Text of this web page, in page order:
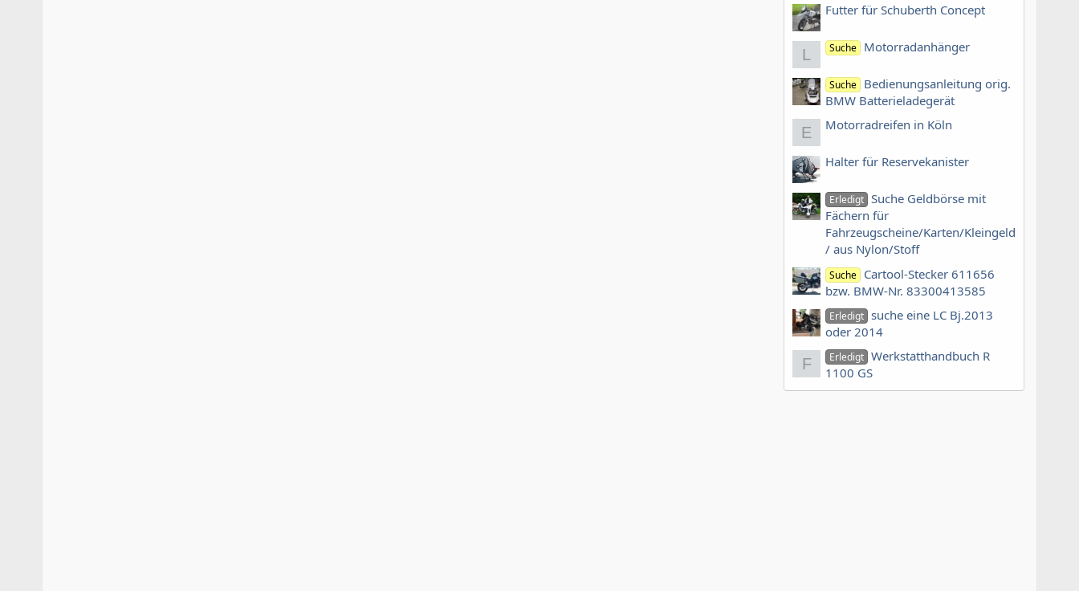
Futter für Schuberth Concept
L Suche Motorradanhänger
Suche Bedienungsanleitung orig.
BMW Batterieladegerät
E Motorradreifen in Köln
Halter für Reservekanister
Erledigt Suche Geldbörse mit
Fächern für
Fahrzeugscheine/Karten/Kleingeld
/ aus Nylon/Stoff
Suche Cartool-Stecker 611656
bzw. BMW-Nr. 83300413585
Erledigt suche eine LC Bj.2013
oder 2014
F Erledigt Werkstatthandbuch R
1100 GS